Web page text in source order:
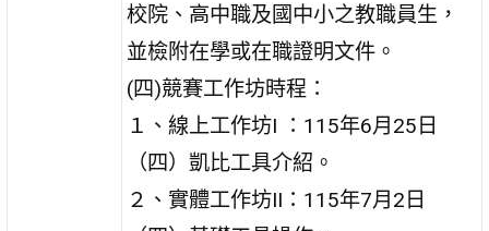
校院、高中職及國中小之教職員生，
並檢附在學或在職證明文件。
(四)競賽工作坊時程：
１、線上工作坊I ：115年6月25日
（四）凱比工具介紹。
２、實體工作坊II：115年7月2日